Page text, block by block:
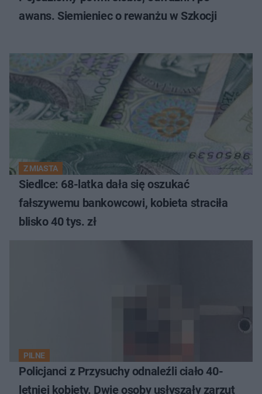
awans. Siemieniec o rewanżu w Szkocji
Z MIASTA
Siedlce: 68-latka dała się oszukać
fałszywemu bankowcowi, kobieta straciła
blisko 40 tys. zł
PILNE
Policjanci z Przysuchy odnaleźli ciało 40-
letniej kobiety. Dwie osoby usłyszały zarzut